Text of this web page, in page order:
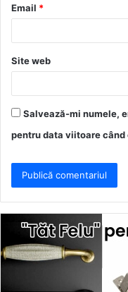
*
Email *
Site web
Salvează-mi numele,
pentru data viitoare când